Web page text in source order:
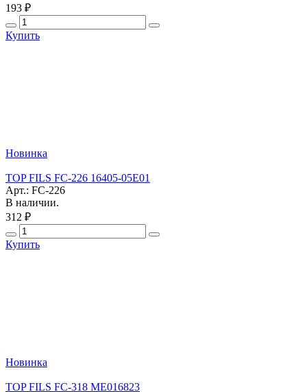
193 ₽
Купить
Новинка
TOP FILS FC-226 16405-05E01
Арт.: FC-226
В наличии.
312 ₽
Купить
Новинка
TOP FILS FC-318 ME016823